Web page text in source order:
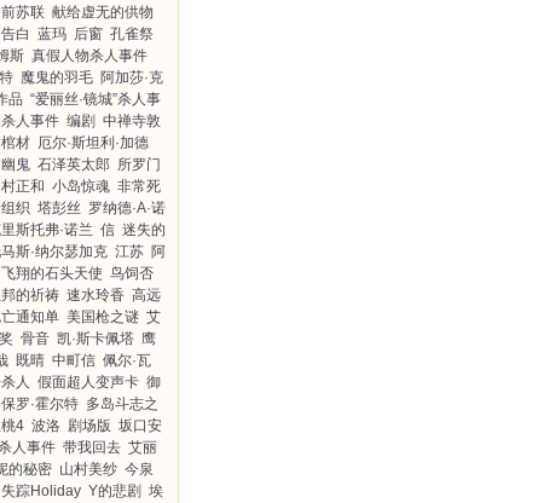
前苏联 献给虚无的供物
告白 蓝玛 后窗 孔雀祭
斯 真假人物杀人事件
魔鬼的羽毛 阿加莎·克
品 “爱丽丝·镜城”杀人事
人事件 编剧 中禅寺敦
材 厄尔·斯坦利·加德
鬼 石泽英太郎 所罗门
村正和 小岛惊魂 非常死
织 塔彭丝 罗纳德·A·诺
斯托弗·诺兰 信 迷失的
斯·纳尔瑟加克 江苏 阿
飞翔的石头天使 鸟饲否
的祈祷 速水玲香 高远
通知单 美国枪之谜 艾
骨音 凯·斯卡佩塔 鹰
既晴 中町信 佩尔·瓦
人 假面超人变声卡 御
保罗·霍尔特 多岛斗志之
4 波洛 剧场版 坂口安
人事件 带我回去 艾丽
的秘密 山村美纱 今泉
失踪Holiday Y的悲剧 埃